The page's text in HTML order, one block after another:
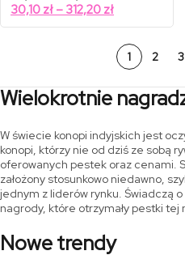
cen:
od
43,00 zł
446,00 zł
30,10 zł – 312,20 złZakres
cen:
30,10 zł
do
1 2 3
Wielokrotnie
W świecie konopi indyjskich jest
konopi, którzy nie od dziś ze sobą
oferowanych pestek oraz cenami.
założony stosunkowo niedawno,
jednym z liderów rynku. Świadczą
nagrody, które otrzymały pestki tej
Nowe trendy